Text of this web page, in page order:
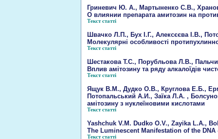
Гриневич Ю. А., Мартыненко С.В.,
О влиянии препарата амитозин на
Текст статті
Швачко Л.П., Бух І.Г., Алексєєва І.В.,
Молекулярні особливості
Текст статті
Шестакова Т.С., Порубльова Л.В.,
Вплив амітозину та ряду алкалоїдів
Текст статті
Ящук В.М., Дудко О.В., Круглова Е.Б.,
Потопальський А.И., Заїка Л.А. ,
амітозину з нуклеїновими кислотами
Текст статті
Yashchuk V.M. Dudko O.V., Zayika L.A.,
The Luminescent Manifestation of the
Текст статті